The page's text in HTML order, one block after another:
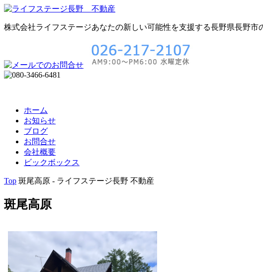
株式会社ライフステージあなたの新しい可能性を支援する長野県長野市
ホーム
お知らせ
ブログ
お問合せ
会社概要
ビックボックス
Top 斑尾高原 - ライフステージ長野 不動産
斑尾高原